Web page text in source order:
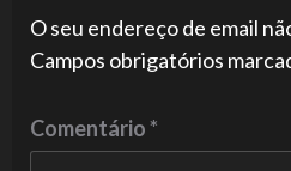
O seu endereço de email
Campos obrigatórios
Comentário*